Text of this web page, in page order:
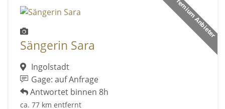
Premium Anbieter
Sängerin Sara
Ingolstadt
Gage: auf Anfrage
Antwortet binnen 8h
ca. 77 km entfernt